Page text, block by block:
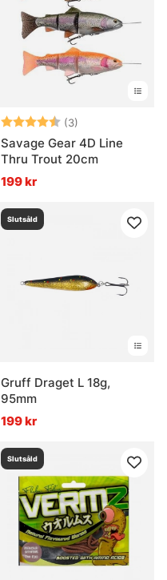
Betyg: (3)
Savage Gear 4D Line
Thru Trout 20cm
199 kr
Slutsåld
Gruff Draget L 18g,
95mm
199 kr
Slutsåld